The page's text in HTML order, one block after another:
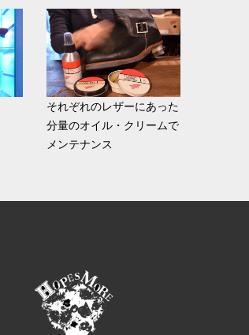
それぞれのレザーにあった
分量のオイル・クリームで
メンテナンス